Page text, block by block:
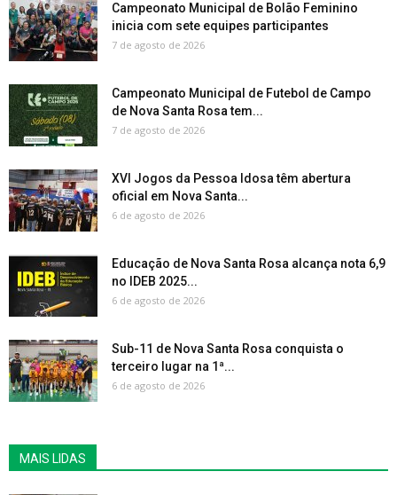
Campeonato Municipal de Bolão Feminino
inicia com sete equipes participantes
7 de agosto de 2026
Campeonato Municipal de Futebol de Campo
de Nova Santa Rosa tem...
7 de agosto de 2026
XVI Jogos da Pessoa Idosa têm abertura
oficial em Nova Santa...
6 de agosto de 2026
Educação de Nova Santa Rosa alcança nota 6,9
no IDEB 2025...
6 de agosto de 2026
Sub-11 de Nova Santa Rosa conquista o
terceiro lugar na 1ª...
6 de agosto de 2026
MAIS LIDAS